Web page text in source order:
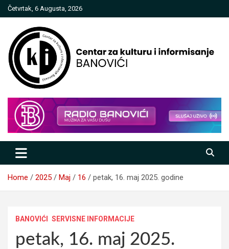
Skip
to
Četvrtak, 6 Augusta, 2026
Centar za kulturu i informisanje
Banovići
Home 2025 Maj 16 petak, 16. maj 2025. godine
BANOVIĆI SERVISNE INFORMACIJE
petak, 16. maj 2025.